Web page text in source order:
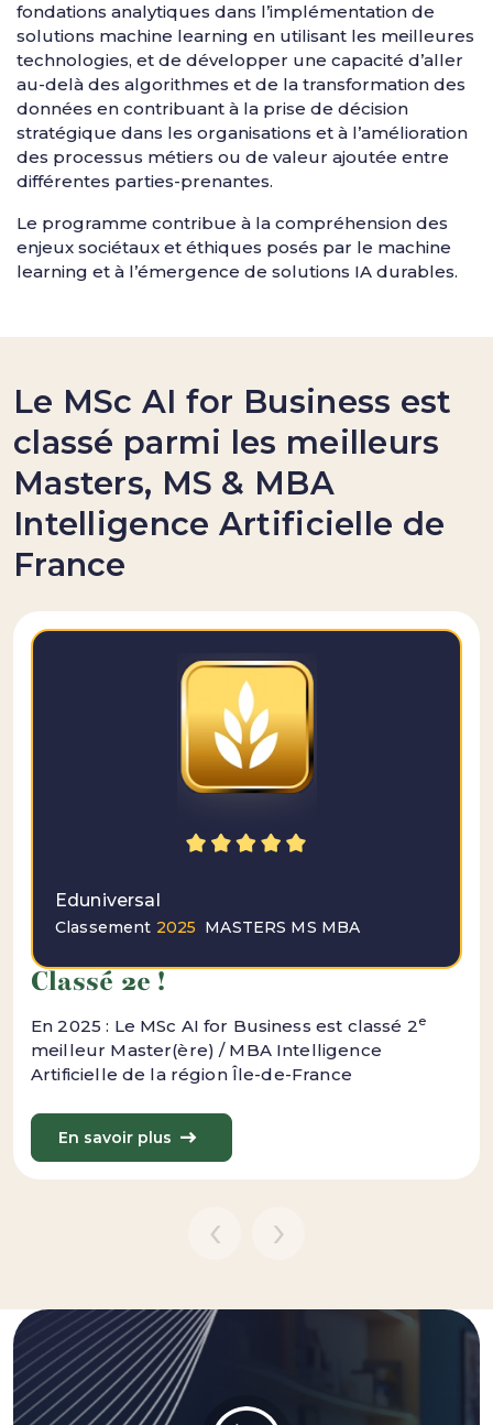
fondations analytiques dans l’implémentation de
solutions machine learning en utilisant les meilleures
technologies, et de développer une capacité d’aller
au-delà des algorithmes et de la transformation des
données en contribuant à la prise de décision
stratégique dans les organisations et à l’amélioration
des processus métiers ou de valeur ajoutée entre
différentes parties-prenantes.
Le programme contribue à la compréhension des
enjeux sociétaux et éthiques posés par le machine
learning et à l’émergence de solutions IA durables.
Le MSc AI for Business est
classé parmi les meilleurs
Masters, MS & MBA
Intelligence Artificielle de
France
Eduniversal
Classement 2025 MASTERS MS MBA
Classé 2e !
En 2025 : Le MSc AI for Business est classé 2e
meilleur Master(ère) / MBA Intelligence
Artificielle de la région Île-de-France
En savoir plus
‹ ›